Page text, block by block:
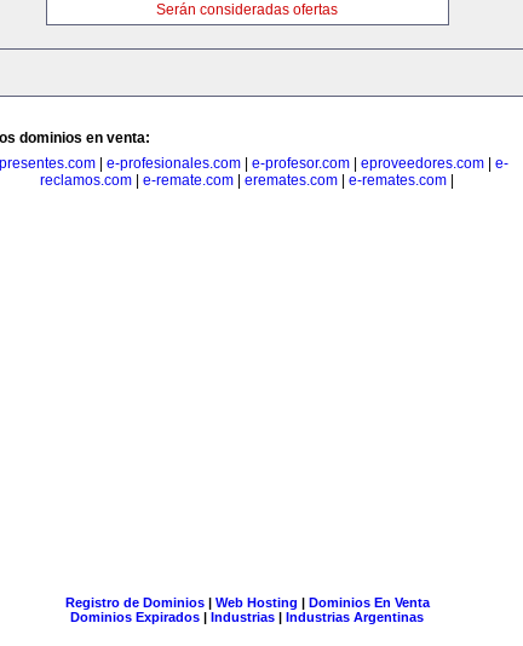
Serán consideradas ofertas
dominios en venta:
e-profesionales.com e-profesor.com eproveedores.com
e-
reclamos.com
e-remate.com eremates.com e-remates.com
Registro de Dominios| Web Hosting | Dominios En Venta
Dominios Expirados | Industrias | Industrias Argentinas